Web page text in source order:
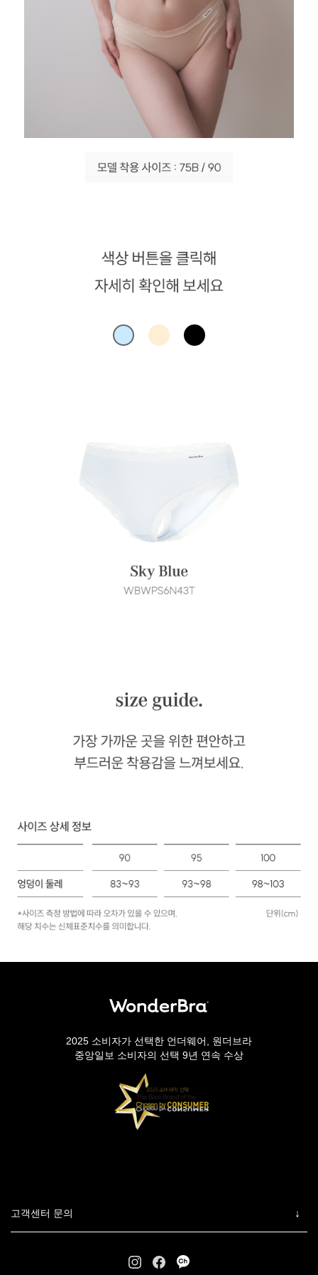
2025 소비자가 선택한 언더웨어, 원더브라
중앙일보 소비자의 선택 9년 연속 수상
고객센터 문의